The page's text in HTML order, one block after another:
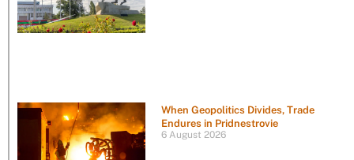
When Geopolitics Divides, Trade
Endures in Pridnestrovie
6 August 2026